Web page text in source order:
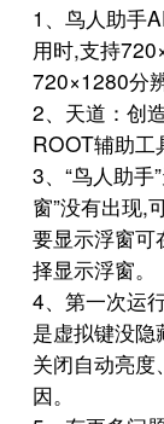
1、鸟人助手
用时,支持
720×1280分
2、天道：创
ROOT辅助工
3、“鸟人助手
窗”没有出现,
要显示浮窗可
择显示浮窗。
4、第一次运
是虚拟键没
关闭自动亮
因。